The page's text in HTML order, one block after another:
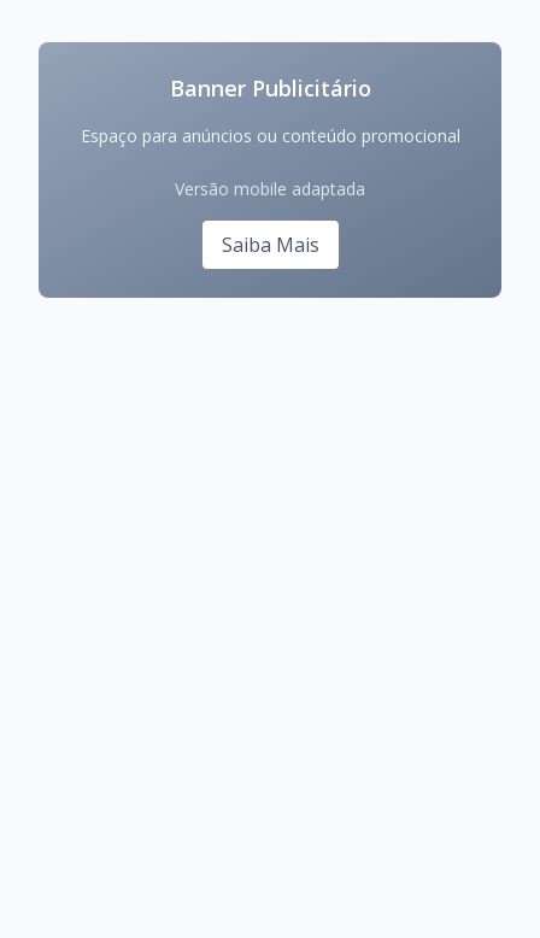
Banner Publicitário
Espaço para anúncios ou conteúdo promocional
Versão mobile adaptada
Saiba Mais